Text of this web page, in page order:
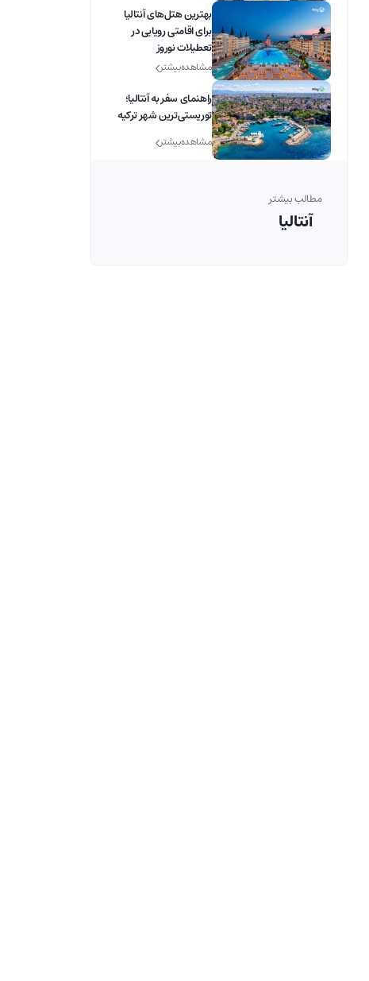
بهترین هتل‌های آنتالیا
برای اقامتی رویایی در
تعطیلات نوروز
مشاهده بیشتر
راهنمای سفر به آنتالیا؛
توریستی‌ترین شهر ترکیه
مشاهده بیشتر
مطالب بیشتر
آنتالیا